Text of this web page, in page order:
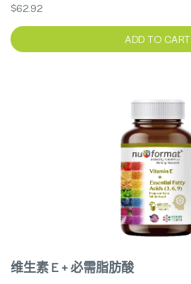
$62.92
ADD TO CART
维生素 E + 必需脂肪酸